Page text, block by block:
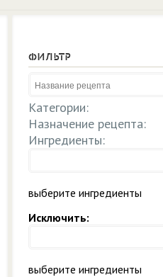
ФИЛЬТР
Категории:
Назначение рецепта:
Ингредиенты:
выберите ингредиенты
Исключить:
выберите ингредиенты